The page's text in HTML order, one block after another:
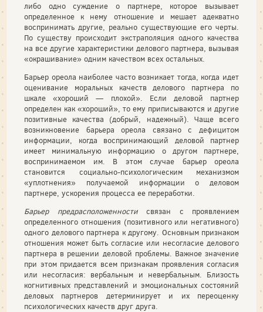
либо одно суждение о партнере, которое вызывает
определенное к нему отношение и мешает адекватно
воспринимать другие, реально существующие его черты.
По существу происходит экстраполяция одного качества
на все другие характеристики делового партнера, вызывая
«окрашивание» одним качеством всех остальных.
Барьер ореола наиболее часто возникает тогда, когда идет
оценивание моральных качеств делового партнера по
шкале «хороший — плохой». Если деловой партнер
определен как «хороший», то ему приписываются и другие
позитивные качества (добрый, надежный). Чаще всего
возникновение барьера ореола связано с дефицитом
информации, когда воспринимающий деловой партнер
имеет минимальную информацию о другом партнере,
воспринимаемом им. В этом случае барьер ореола
становится социально-психологическим механизмом
«уплотнения» получаемой информации о деловом
партнере, ускорения процесса ее переработки.
Барьер предрасположенности связан с проявлением
определенного отношения (позитивного или негативного)
одного делового партнера к другому. Основным признаком
отношения может быть согласие или несогласие делового
партнера в решении деловой проблемы. Важное значение
при этом придается всем признакам проявления согласия
или несогласия: вербальным и невербальным. Близость
когнитивных представлений и эмоциональных состояний
деловых партнеров детерминирует и их переоценку
психологических качеств друг друга.